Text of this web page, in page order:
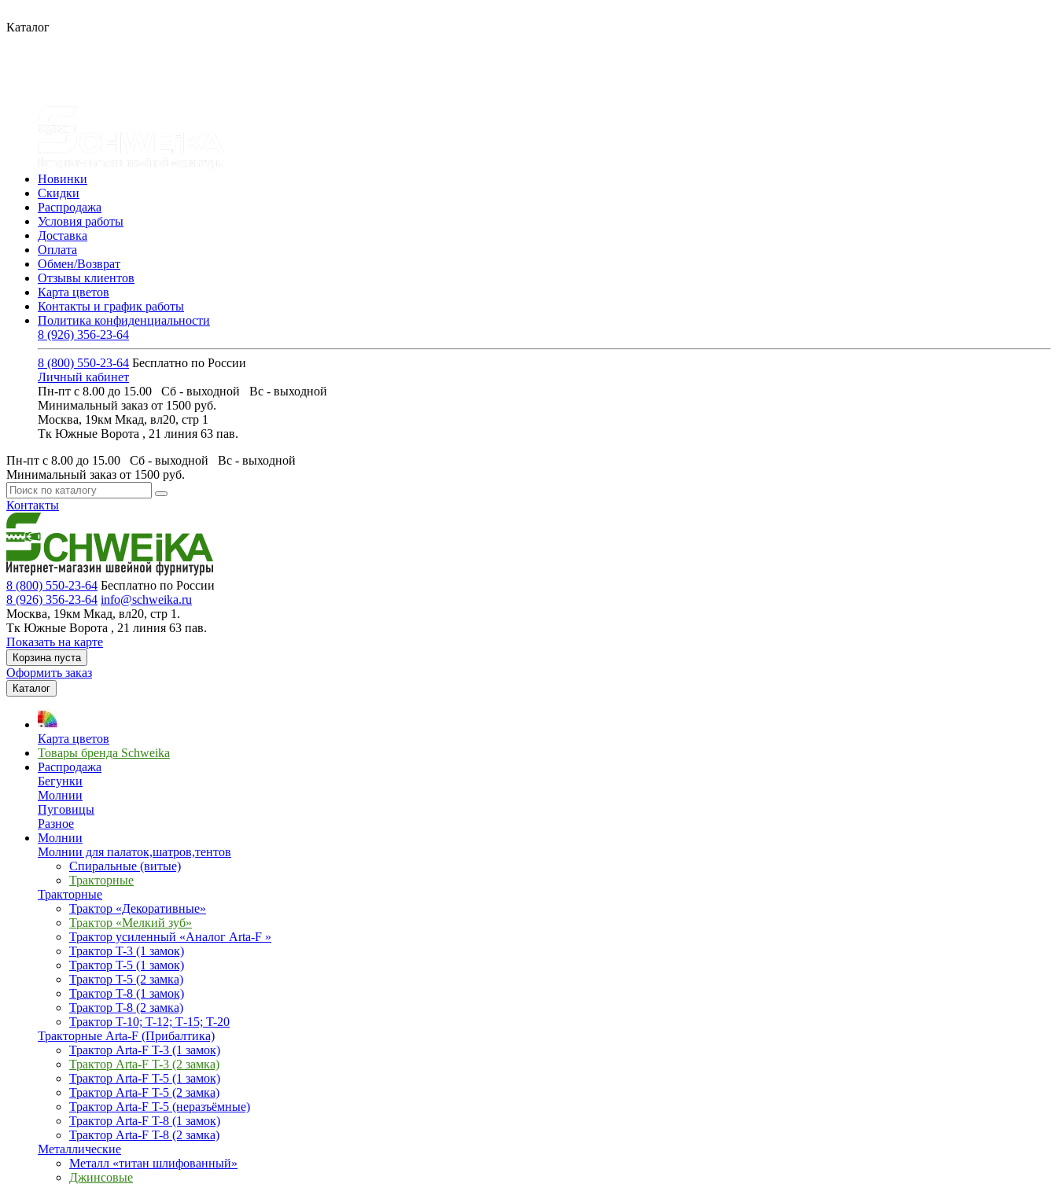
Каталог
Новинки
Скидки
Распродажа
Условия работы
Доставка
Оплата
Обмен/Возврат
Отзывы клиентов
Карта цветов
Контакты и график работы
Политика конфиденциальности
8 (926) 356-23-64
8 (800) 550-23-64 Бесплатно по России
Личный кабинет
Пн-пт с 8.00 до 15.00 Сб - выходной Вс - выходной
Минимальный заказ от 1500 руб.
Москва, 19км Мкад, вл20, стр 1
Тк Южные Ворота , 21 линия 63 пав.
Пн-пт с 8.00 до 15.00 Сб - выходной Вс - выходной
Минимальный заказ от 1500 руб.
Контакты
8 (800) 550-23-64 Бесплатно по России
8 (926) 356-23-64 info@schweika.ru
Москва, 19км Мкад, вл20, стр 1.
Тк Южные Ворота , 21 линия 63 пав.
Показать на карте
Корзина пуста
Оформить заказ
Каталог
Карта цветов
Товары бренда Schweika
Распродажа
Бегунки
Молнии
Пуговицы
Разное
Молнии
Молнии для палаток,шатров,тентов
Спиральные (витые)
Тракторные
Тракторные
Трактор «Декоративные»
Трактор «Мелкий зуб»
Трактор усиленный «Аналог Arta-F »
Трактор T-3 (1 замок)
Трактор T-5 (1 замок)
Трактор T-5 (2 замка)
Трактор T-8 (1 замок)
Трактор T-8 (2 замка)
Трактор T-10; T-12; Т-15; T-20
Тракторные Arta-F (Прибалтика)
Трактор Arta-F T-3 (1 замок)
Трактор Arta-F T-3 (2 замка)
Трактор Arta-F T-5 (1 замок)
Трактор Arta-F T-5 (2 замка)
Трактор Arta-F T-5 (неразъёмные)
Трактор Arta-F T-8 (1 замок)
Трактор Arta-F T-8 (2 замка)
Металлические
Металл «титан шлифованный»
Джинсовые